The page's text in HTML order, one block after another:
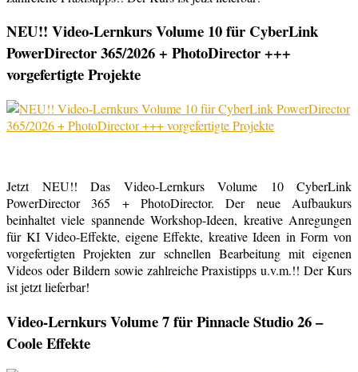
NEU!! Video-Lernkurs Volume 10 für CyberLink
PowerDirector 365/2026 + PhotoDirector +++
vorgefertigte Projekte
Jetzt NEU!! Das Video-Lernkurs Volume 10 CyberLink
PowerDirector 365 + PhotoDirector. Der neue Aufbaukurs
beinhaltet viele spannende Workshop-Ideen, kreative Anregungen
für KI Video-Effekte, eigene Effekte, kreative Ideen in Form von
vorgefertigten Projekten zur schnellen Bearbeitung mit eigenen
Videos oder Bildern sowie zahlreiche Praxistipps u.v.m.!! Der Kurs
ist jetzt lieferbar!
Video-Lernkurs Volume 7 für Pinnacle Studio 26 –
Coole Effekte